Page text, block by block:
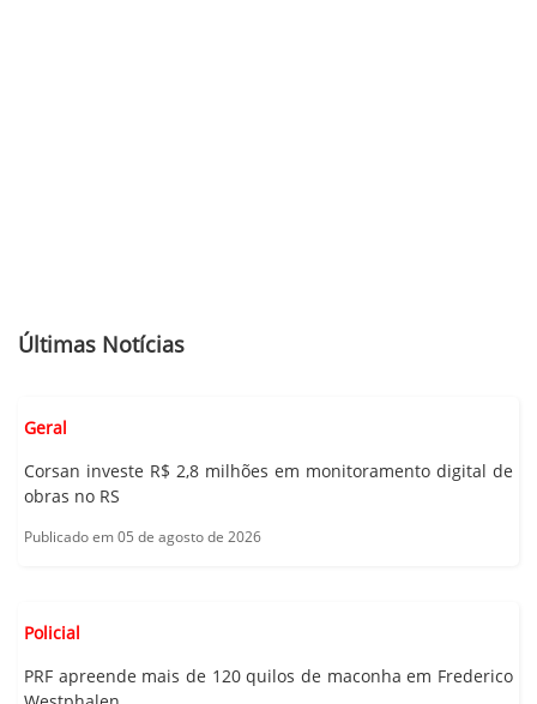
Últimas Notícias
Geral
Corsan investe R$ 2,8 milhões em monitoramento digital de
obras no RS
Publicado em 05 de agosto de 2026
Policial
PRF apreende mais de 120 quilos de maconha em Frederico